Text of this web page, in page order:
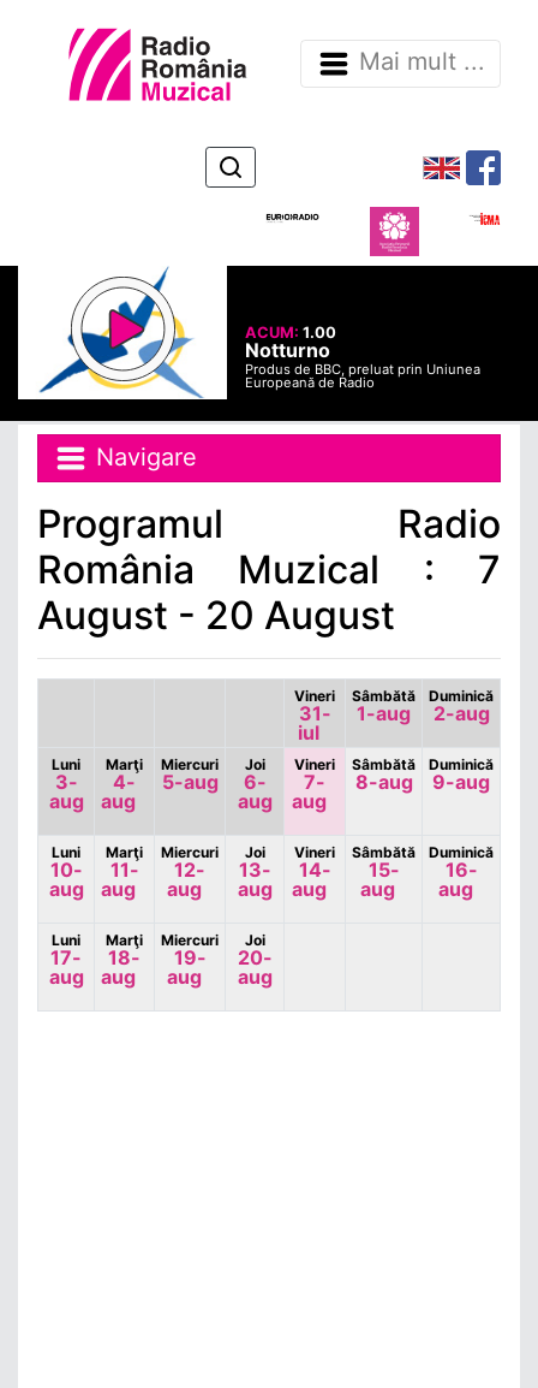
Mai mult ...
ACUM:1.00
Notturno
Produs de BBC, preluat prin Uniunea
Europeană de Radio
Navigare
Programul Radio
România Muzical : 7
August - 20 August
Vineri
31-
iul
Sâmbătă
1-aug
Duminică
2-aug
Luni
3-
aug
Marţi
4-
aug
Miercuri
5-aug
Joi
6-
aug
Vineri
7-
aug
Sâmbătă
8-aug
Duminică
9-aug
Luni
10-
aug
Marţi
11-
aug
Miercuri
12-
aug
Joi
13-
aug
Vineri
14-
aug
Sâmbătă
15-
aug
Duminică
16-
aug
Luni
17-
aug
Marţi
18-
aug
Miercuri
19-
aug
Joi
20-
aug